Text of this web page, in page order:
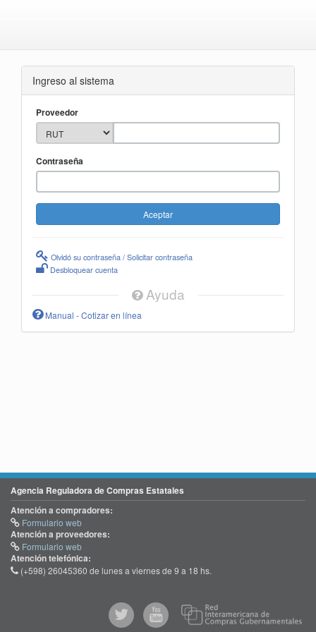
Ingreso al sistema
Proveedor
Contraseña
Olvidó su contraseña / Solicitar contraseña
Desbloquear cuenta
Ayuda
Manual - Cotizar en línea
Agencia Reguladora de Compras Estatales
Atención a compradores:
Formulario web
Atención a proveedores:
Formulario web
Atención telefónica:
(+598) 26045360 de lunes a viernes de 9 a 18 hs.
@comprasgubuy
ACCE